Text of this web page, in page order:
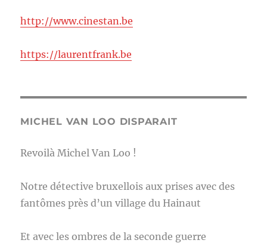
http://www.cinestan.be
https://laurentfrank.be
MICHEL VAN LOO DISPARAIT
Revoilà Michel Van Loo !
Notre détective bruxellois aux prises avec des
fantômes près d’un village du Hainaut
Et avec les ombres de la seconde guerre